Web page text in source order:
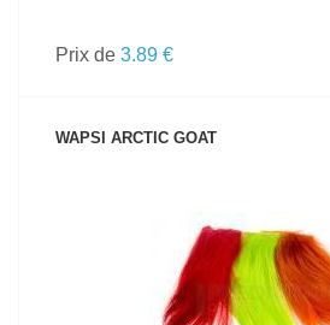
Prix de 3.89 €
WAPSI ARCTIC GOAT
VOIR LE PRODUIT